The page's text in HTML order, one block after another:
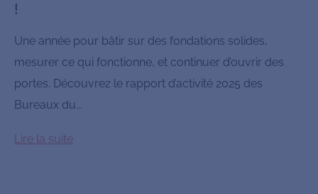
!
Une année pour bâtir sur des fondations solides,
mesurer ce qui fonctionne, et continuer d’ouvrir des
portes. Découvrez le rapport d’activité 2025 des
Bureaux du...
Lire la suite